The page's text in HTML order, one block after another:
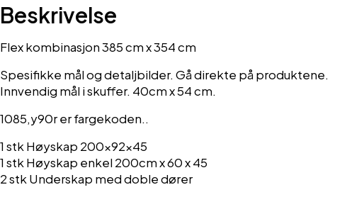
Beskrivelse
Flex kombinasjon 385 cm x 354 cm
Spesifikke mål og detaljbilder. Gå direkte på produktene.
Innvendig mål i skuffer. 40cm x 54 cm.
1085,y90r er fargekoden..
1 stk Høyskap 200x92x45
1 stk Høyskap enkel 200cm x 60 x 45
2 stk Underskap med doble dører